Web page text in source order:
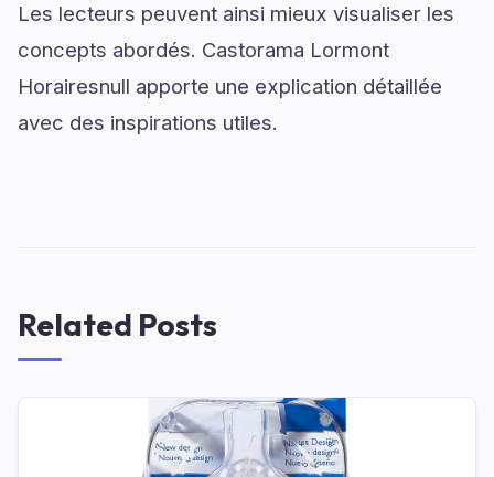
Les lecteurs peuvent ainsi mieux visualiser les
concepts abordés. Castorama Lormont
Horairesnull apporte une explication détaillée
avec des inspirations utiles.
Related Posts